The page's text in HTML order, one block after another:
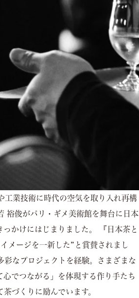
業技術に時代の空気を取り入れ再構
裕俊がパリ・ギメ美術館を舞台に日本
かけにはじまりました。 『日本茶と
メージを一新した”と賞賛されまし
なプロジェクトを経験。さまざまな
でつながる」を体現する作り手たち
づくりに励んでいます。